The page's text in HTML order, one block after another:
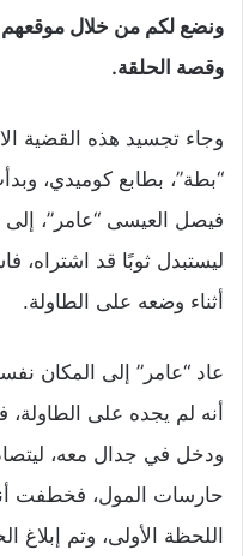
ونضع لكم من خلال
وقصة الحلقة.
وجاء تجسيد هذه القضية
“بطة”، بطابع كوميدي،
فيصل العيسى “عامر”،
ليستبدل ثوبًا قد
أثناء وضعه على الطاولة.
عاد “عامر” إلى المكان
أنه لم يجده على
ودخل في جدال معه،
حارسات المول، فخطفت
اللحظة الأولى، وتم